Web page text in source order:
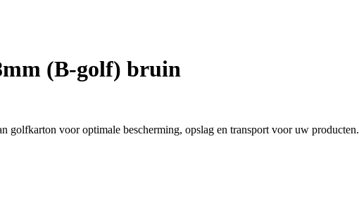
(B-golf) bruin
golfkarton voor optimale bescherming, opslag en transport voor uw producten.